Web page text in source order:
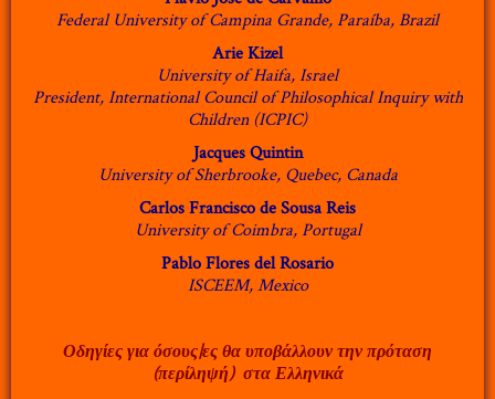
Federal University of Campina Grande, Paraíba, Brazil
Arie Kizel
University of Haifa, Israel
President, International Council of Philosophical Inquiry with
Children (ICPIC)
Jacques Quintin
University of Sherbrooke, Quebec, Canada
Carlos Francisco de Sousa Reis
University of Coimbra, Portugal
Pablo Flores del Rosario
ISCEEM, Mexico
Οδηγίες για όσους|ες θα υποβάλλουν την πρόταση
(περίληψή) στα Ελληνικά